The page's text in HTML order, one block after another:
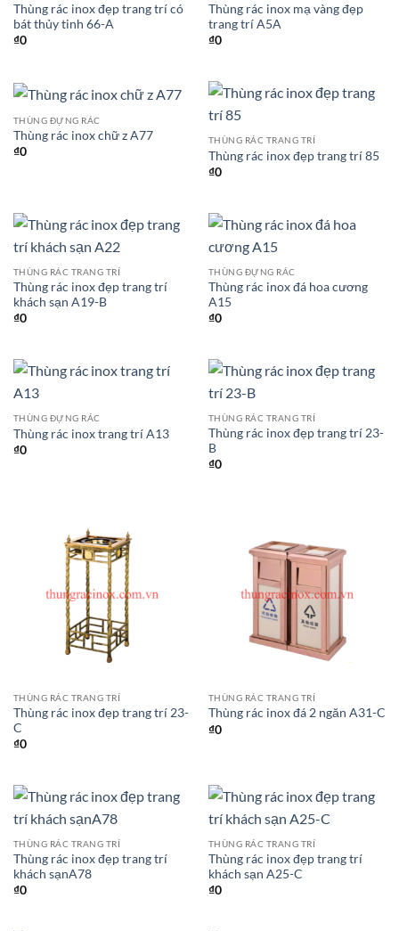
Thùng rác inox đẹp trang trí có
bát thủy tinh 66-A
₫0
Thùng rác inox mạ vàng đẹp
trang trí A5A
₫0
THÙNG ĐỰNG RÁC
Thùng rác inox chữ z A77
₫0
THÙNG RÁC TRANG TRÍ
Thùng rác inox đẹp trang trí 85
₫0
THÙNG RÁC TRANG TRÍ
Thùng rác inox đẹp trang trí
khách sạn A19-B
₫0
THÙNG ĐỰNG RÁC
Thùng rác inox đá hoa cương
A15
₫0
THÙNG ĐỰNG RÁC
Thùng rác inox trang trí A13
₫0
THÙNG RÁC TRANG TRÍ
Thùng rác inox đẹp trang trí 23-
B
₫0
THÙNG RÁC TRANG TRÍ
Thùng rác inox đẹp trang trí 23-
C
₫0
THÙNG RÁC TRANG TRÍ
Thùng rác inox đá 2 ngăn A31-C
₫0
THÙNG RÁC TRANG TRÍ
Thùng rác inox đẹp trang trí
khách sạnA78
₫0
THÙNG RÁC TRANG TRÍ
Thùng rác inox đẹp trang trí
khách sạn A25-C
₫0